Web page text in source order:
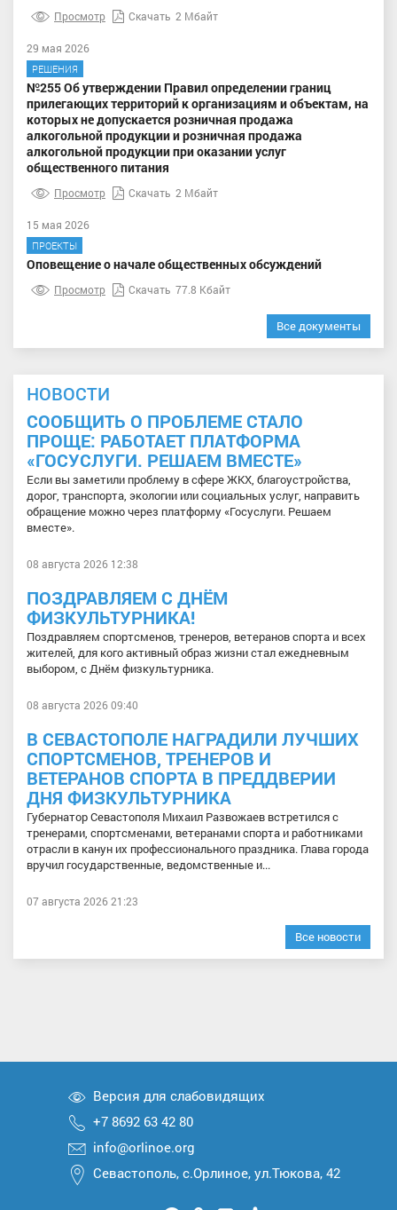
Просмотр Скачать 2 Мбайт
29 мая 2026
РЕШЕНИЯ
№255 Об утверждении Правил определении границ
прилегающих территорий к организациям и объектам, на
которых не допускается розничная продажа
алкогольной продукции и розничная продажа
алкогольной продукции при оказании услуг
общественного питания
Просмотр Скачать 2 Мбайт
15 мая 2026
ПРОЕКТЫ
Оповещение о начале общественных обсуждений
Просмотр Скачать 77.8 Кбайт
Все документы
НОВОСТИ
СООБЩИТЬ О ПРОБЛЕМЕ СТАЛО
ПРОЩЕ: РАБОТАЕТ ПЛАТФОРМА
«ГОСУСЛУГИ. РЕШАЕМ ВМЕСТЕ»
Если вы заметили проблему в сфере ЖКХ, благоустройства,
дорог, транспорта, экологии или социальных услуг, направить
обращение можно через платформу «Госуслуги. Решаем
вместе».
08 августа 2026 12:38
ПОЗДРАВЛЯЕМ С ДНЁМ
ФИЗКУЛЬТУРНИКА!
Поздравляем спортсменов, тренеров, ветеранов спорта и всех
жителей, для кого активный образ жизни стал ежедневным
выбором, с Днём физкультурника.
08 августа 2026 09:40
В СЕВАСТОПОЛЕ НАГРАДИЛИ ЛУЧШИХ
СПОРТСМЕНОВ, ТРЕНЕРОВ И
ВЕТЕРАНОВ СПОРТА В ПРЕДДВЕРИИ
ДНЯ ФИЗКУЛЬТУРНИКА
Губернатор Севастополя Михаил Развожаев встретился с
тренерами, спортсменами, ветеранами спорта и работниками
отрасли в канун их профессионального праздника. Глава города
вручил государственные, ведомственные и...
07 августа 2026 21:23
Все новости
Версия для слабовидящих
+7 8692 63 42 80
info@orlinoe.org
Севастополь, с.Орлиное, ул.Тюкова, 42